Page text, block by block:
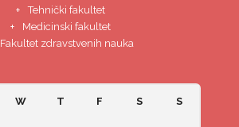
Tehnički fakultet
Medicinski fakultet
Fakultet zdravstvenih nauka
W T F S S